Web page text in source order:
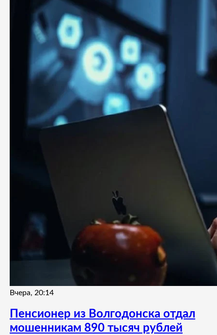
Вчера, 20:14
Пенсионер из Волгодонска отдал
мошенникам 890 тысяч рублей